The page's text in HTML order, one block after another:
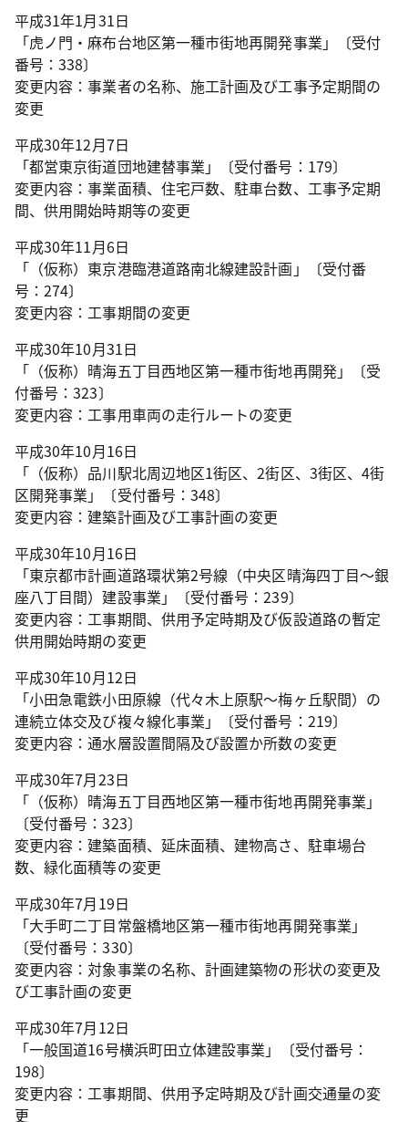
平成31年1月31日
「虎ノ門・麻布台地区第一種市街地再開発事業」〔受付
番号：338〕
変更内容：事業者の名称、施工計画及び工事予定期間の
変更
平成30年12月7日
「都営東京街道団地建替事業」〔受付番号：179〕
変更内容：事業面積、住宅戸数、駐車台数、工事予定期
間、供用開始時期等の変更
平成30年11月6日
「（仮称）東京港臨港道路南北線建設計画」〔受付番
号：274〕
変更内容：工事期間の変更
平成30年10月31日
「（仮称）晴海五丁目西地区第一種市街地再開発」〔受
付番号：323〕
変更内容：工事用車両の走行ルートの変更
平成30年10月16日
「（仮称）品川駅北周辺地区1街区、2街区、3街区、4街
区開発事業」〔受付番号：348〕
変更内容：建築計画及び工事計画の変更
平成30年10月16日
「東京都市計画道路環状第2号線（中央区晴海四丁目～銀
座八丁目間）建設事業」〔受付番号：239〕
変更内容：工事期間、供用予定時期及び仮設道路の暫定
供用開始時期の変更
平成30年10月12日
「小田急電鉄小田原線（代々木上原駅～梅ヶ丘駅間）の
連続立体交及び複々線化事業」〔受付番号：219〕
変更内容：通水層設置間隔及び設置か所数の変更
平成30年7月23日
「（仮称）晴海五丁目西地区第一種市街地再開発事業」
〔受付番号：323〕
変更内容：建築面積、延床面積、建物高さ、駐車場台
数、緑化面積等の変更
平成30年7月19日
「大手町二丁目常盤橋地区第一種市街地再開発事業」
〔受付番号：330〕
変更内容：対象事業の名称、計画建築物の形状の変更及
び工事計画の変更
平成30年7月12日
「一般国道16号横浜町田立体建設事業」〔受付番号：
198〕
変更内容：工事期間、供用予定時期及び計画交通量の変
更